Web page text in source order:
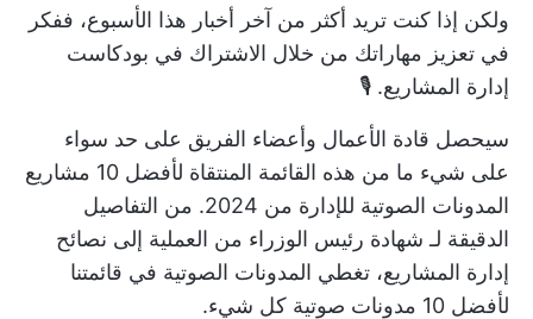
ولكن إذا كنت تريد أكثر من آخر أخبار هذا الأسبوع، ففكر
في تعزيز مهاراتك من خلال الاشتراك في بودكاست
إدارة المشاريع. 🎙️
سيحصل قادة الأعمال وأعضاء الفريق على حد سواء
على شيء ما من هذه القائمة المنتقاة لأفضل 10 مشاريع
المدونات الصوتية للإدارة
من 2024. من التفاصيل
الدقيقة لـ شهادة رئيس الوزراء من العملية إلى نصائح
إدارة المشاريع، تغطي المدونات الصوتية في قائمتنا
لأفضل 10 مدونات صوتية كل شيء.